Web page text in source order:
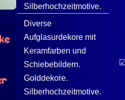
Silberhochzeitmotive.
Diverse
Aufglasurdekore mit
Keramfarben und
Schiebebildern.
Golddekore.
Silberhochzeitmotive.